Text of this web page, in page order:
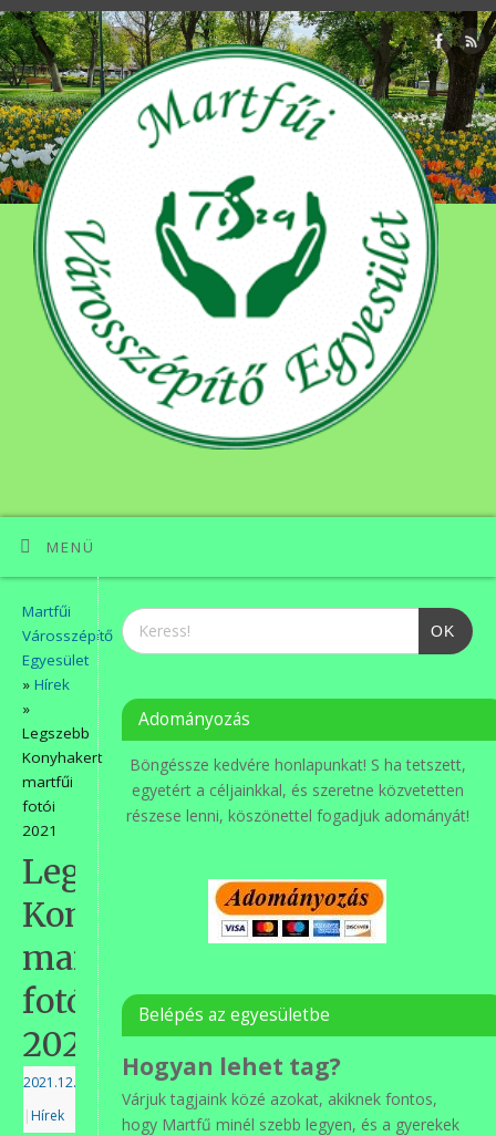
MENÜ
Martfűi
Városszépítő
Egyesület
»Hírek
»
Legszebb
Konyhakert
martfűi
fotói
2021
Legszebb
Konyhakert
martfűi
fotói
2021
2021.12.23.
|Hírek
OK
Adományozás
Böngéssze kedvére honlapunkat! S ha tetszett,
egyetért a céljainkkal, és szeretne közvetetten
részese lenni, köszönettel fogadjuk adományát!
Belépés az egyesületbe
Hogyan lehet tag?
Várjuk tagjaink közé azokat, akiknek fontos,
hogy Martfű minél szebb legyen, és a gyerekek